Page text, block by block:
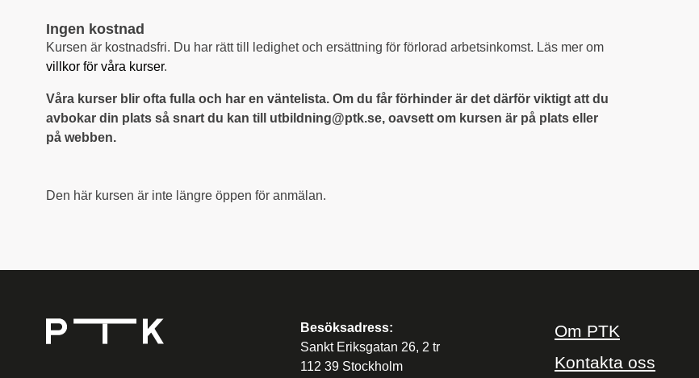
Ingen kostnad
Kursen är kostnadsfri. Du har rätt till ledighet och ersättning för förlorad arbetsinkomst. Läs mer om
villkor för våra kurser.
Våra kurser blir ofta fulla och har en väntelista. Om du får förhinder är det därför viktigt att du
avbokar din plats så snart du kan till utbildning@ptk.se, oavsett om kursen är på plats eller
på webben.
Den här kursen är inte längre öppen för anmälan.
Besöksadress:
Sankt Eriksgatan 26, 2 tr
112 39 Stockholm
Om PTK
Kontakta oss